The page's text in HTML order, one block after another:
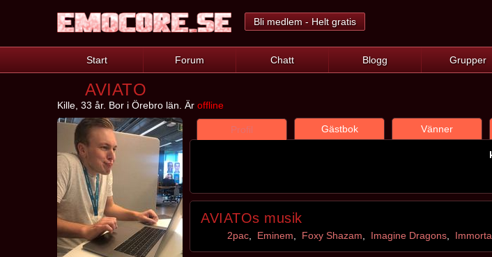
Bli medlem - Helt gratis
Start Forum Chatt Blogg Grupper
AVIATO
Kille, 33 år. Bor i Örebro län. Är offline
Profil Gästbok Vänner
AVIATOs musik
2pac Eminem Foxy Shazam Imagine Dragons